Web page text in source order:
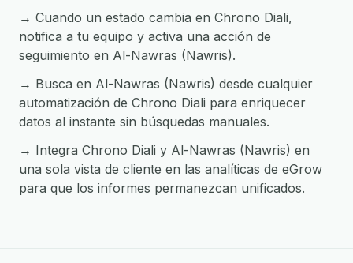
→ Cuando un estado cambia en Chrono Diali,
notifica a tu equipo y activa una acción de
seguimiento en Al-Nawras (Nawris).
→ Busca en Al-Nawras (Nawris) desde cualquier
automatización de Chrono Diali para enriquecer
datos al instante sin búsquedas manuales.
→ Integra Chrono Diali y Al-Nawras (Nawris) en
una sola vista de cliente en las analíticas de eGrow
para que los informes permanezcan unificados.